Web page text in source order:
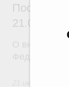
21.07.2026
О внесении
Федерации